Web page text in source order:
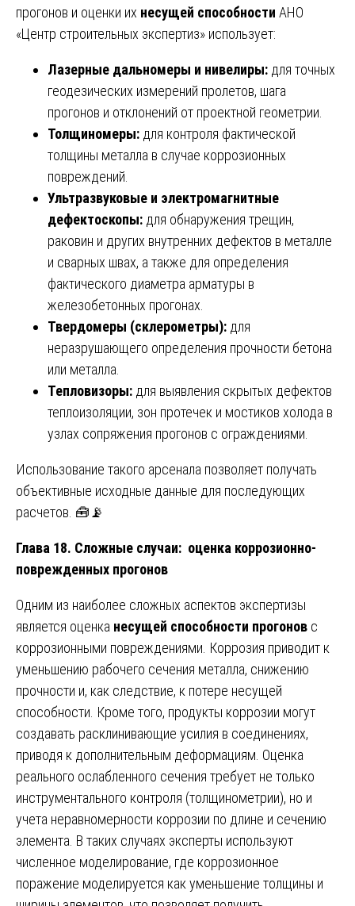
прогонов и оценки их несущей способности АНО
«Центр строительных экспертиз» использует:
Лазерные дальномеры и нивелиры: для точных
геодезических измерений пролетов, шага
прогонов и отклонений от проектной геометрии.
Толщиномеры: для контроля фактической
толщины металла в случае коррозионных
повреждений.
Ультразвуковые и электромагнитные
дефектоскопы: для обнаружения трещин,
раковин и других внутренних дефектов в металле
и сварных швах, а также для определения
фактического диаметра арматуры в
железобетонных прогонах.
Твердомеры (склерометры): для
неразрушающего определения прочности бетона
или металла.
Тепловизоры: для выявления скрытых дефектов
теплоизоляции, зон протечек и мостиков холода в
узлах сопряжения прогонов с ограждениями.
Использование такого арсенала позволяет получать
объективные исходные данные для последующих
расчетов. 🧰📡
Глава 18. Сложные случаи: оценка коррозионно-
поврежденных прогонов
Одним из наиболее сложных аспектов экспертизы
является оценка несущей способности прогонов с
коррозионными повреждениями. Коррозия приводит к
уменьшению рабочего сечения металла, снижению
прочности и, как следствие, к потере несущей
способности. Кроме того, продукты коррозии могут
создавать расклинивающие усилия в соединениях,
приводя к дополнительным деформациям. Оценка
реального ослабленного сечения требует не только
инструментального контроля (толщинометрии), но и
учета неравномерности коррозии по длине и сечению
элемента. В таких случаях эксперты используют
численное моделирование, где коррозионное
поражение моделируется как уменьшение толщины и